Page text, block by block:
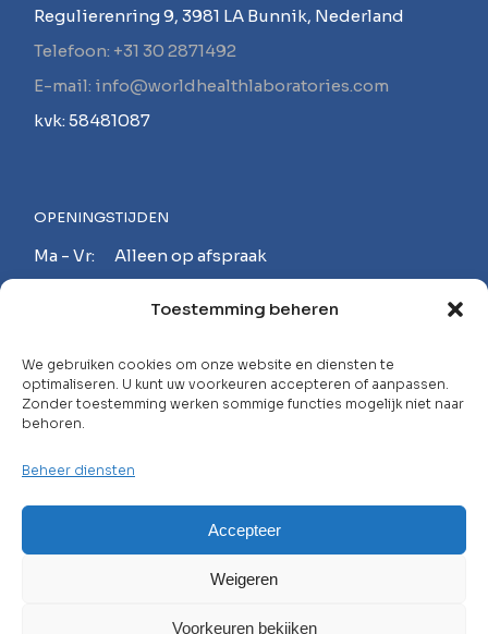
Toestemming beheren
We gebruiken cookies om onze website en diensten te
optimaliseren. U kunt uw voorkeuren accepteren of aanpassen.
Zonder toestemming werken sommige functies mogelijk niet naar
behoren.
Beheer diensten
Accepteer
Weigeren
Voorkeuren bekijken
Regulierenring 9, 3981 LA Bunnik, Nederland
Telefoon: +31 30 2871492
E-mail: info@worldhealthlaboratories.com
kvk: 58481087
OPENINGSTIJDEN
Ma - Vr: Alleen op afspraak
MAAK EEN AFSPRAAK!